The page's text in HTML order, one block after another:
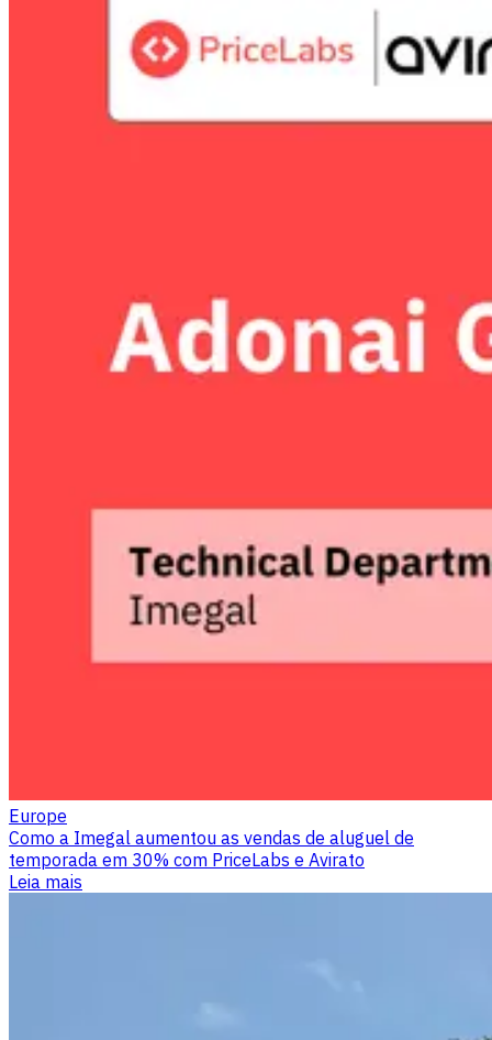
Europe
Como a Imegal aumentou as vendas de aluguel de
temporada em 30% com PriceLabs e Avirato
Leia mais